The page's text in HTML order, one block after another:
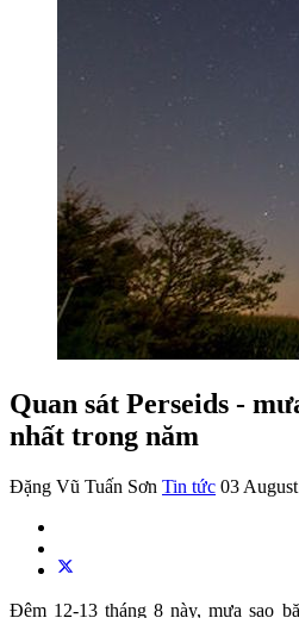
Quan sát Perseids -
nhất trong năm
Đặng Vũ Tuấn Sơn Tin tức 03
Đêm 12-13 tháng 8 này, mưa sao